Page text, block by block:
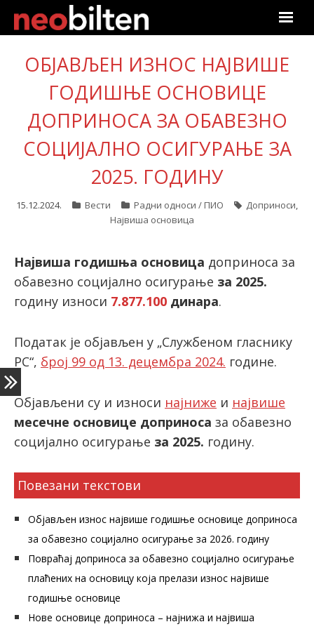
Почетна
Претрага
Актуелно
Подаци
Претплата
latinica
ОБЈАВЉЕН ИЗНОС НАЈВИШЕ
ГОДИШЊЕ ОСНОВИЦЕ
ДОПРИНОСА ЗА ОБАВЕЗНО
СОЦИЈАЛНО ОСИГУРАЊЕ ЗА
2025. ГОДИНУ
15.12.2024. Вести Радни односи / ПИО Доприноси,
Највиша основица
Највиша годишња основица доприноса за
обавезно социјално осигурање за 2025.
годину износи 7.877.100 динара.
Податак је објављен у „Службеном гласнику
РС“, број 99 од 13. децембра 2024. године.
Објављени су и износи најниже и највише
месечне основице доприноса за обавезно
социјално осигурање за 2025. годину.
Повезани текстови
Објављен износ највише годишње основице доприноса
за обавезно социјално осигурање за 2026. годину
Повраћај доприноса за обавезно социјално осигурање
плаћених на основицу која прелази износ највише
годишње основице
Нове основице доприноса – најнижа и највиша